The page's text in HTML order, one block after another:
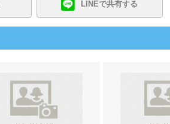
LINEで共有する